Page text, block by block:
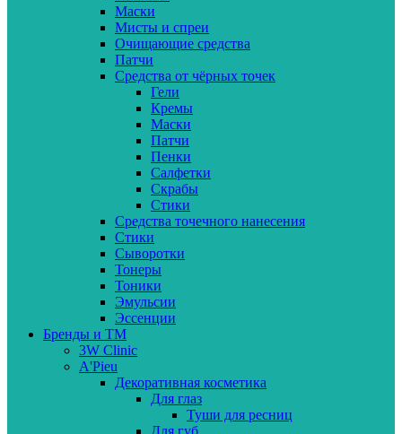
Маски
Мисты и спреи
Очищающие средства
Патчи
Средства от чёрных точек
Гели
Кремы
Маски
Патчи
Пенки
Салфетки
Скрабы
Стики
Средства точечного нанесения
Стики
Сыворотки
Тонеры
Тоники
Эмульсии
Эссенции
Бренды и ТМ
3W Clinic
A'Pieu
Декоративная косметика
Для глаз
Туши для ресниц
Для губ